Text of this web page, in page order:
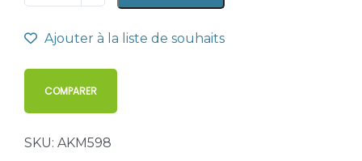
Ajouter à la liste de souhaits
COMPARER
SKU: AKM598